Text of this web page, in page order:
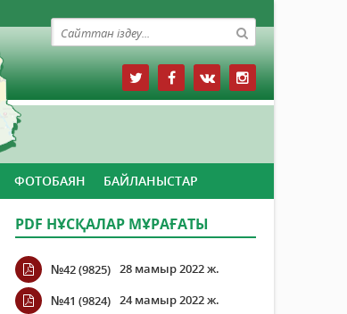
ФОТОБАЯН БАЙЛАНЫСТАР
PDF НҰСҚАЛАР МҰРАҒАТЫ
№42 (9825) 28 мамыр 2022 ж.
№41 (9824) 24 мамыр 2022 ж.